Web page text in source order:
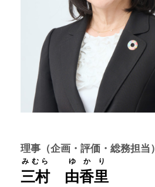
理事（企画・評価・総務担当）
三村
みむら
由香里
ゆかり